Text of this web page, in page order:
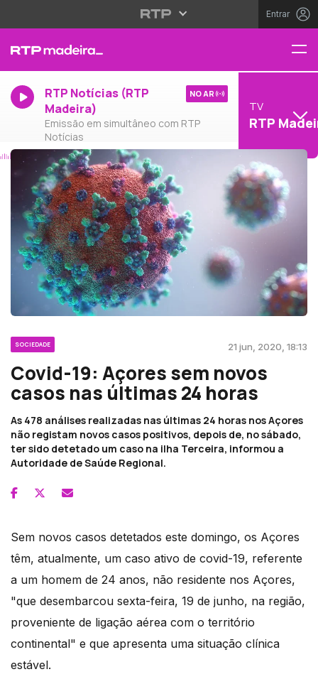
Entrar
RTP Notícias (RTP
Madeira)
Emissão em simultâneo com RTP
Notícias
NO AR
TV
RTP
SOCIEDADE 21 jun, 2020, 18:13
Covid-19: Açores sem novos
casos nas últimas 24 horas
As 478 análises realizadas nas últimas 24 horas nos Açores
não registam novos casos positivos, depois de, no sábado,
ter sido detetado um caso na ilha Terceira, informou a
Autoridade de Saúde Regional.
Sem novos casos detetados este domingo, os Açores
têm, atualmente, um caso ativo de covid-19, referente
a um homem de 24 anos, não residente nos Açores,
"que desembarcou sexta-feira, 19 de junho, na região,
proveniente de ligação aérea com o território
continental" e que apresenta uma situação clínica
estável.